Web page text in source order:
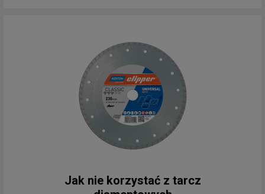
Jak nie korzystać z tarcz